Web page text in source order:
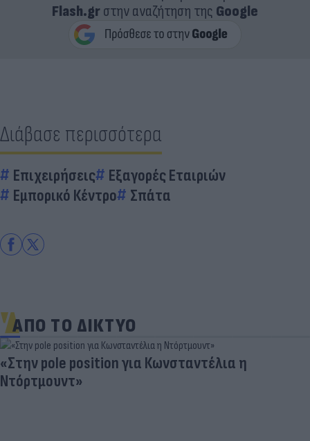
Flash.grστην αναζήτηση της Google
Διάβασε περισσότερα
Επιχειρήσεις
Εξαγορές Εταιριών
Εμπορικό Κέντρο
Σπάτα
ΑΠΟ ΤΟ ΔΙΚΤΥΟ
«Στην pole position για Κωνσταντέλια η
Ντόρτμουντ»